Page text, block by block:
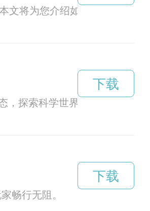
将为您介绍如何下载安卓版
探索科学世界的奥秘。
下载
畅行无阻。
下载